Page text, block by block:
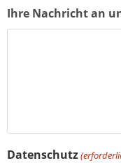
Ihre Nachricht an
Datenschutz